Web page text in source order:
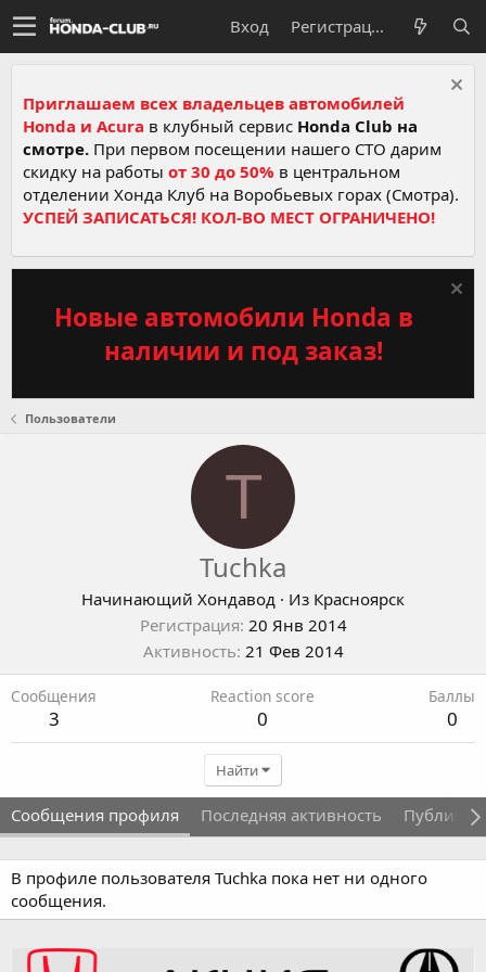
Вход Регистрация
Приглашаем всех владельцев автомобилей
Honda и Acura в клубный сервис Honda Club на
смотре. При первом посещении нашего СТО дарим
скидку на работы от 30 до 50% в центральном
отделении Хонда Клуб на Воробьевых горах (Смотра).
УСПЕЙ ЗАПИСАТЬСЯ! КОЛ-ВО МЕСТ ОГРАНИЧЕНО!
Новые автомобили Honda в
наличии и под заказ!
Пользователи
T
Tuchka
Начинающий Хондавод · Из Красноярск
Регистрация 20 Янв 2014
Активность 21 Фев 2014
Сообщения
3
Reaction score
0
Баллы
0
Найти
Сообщения профиля Последняя активность
В профиле пользователя Tuchka пока нет ни одного
сообщения.